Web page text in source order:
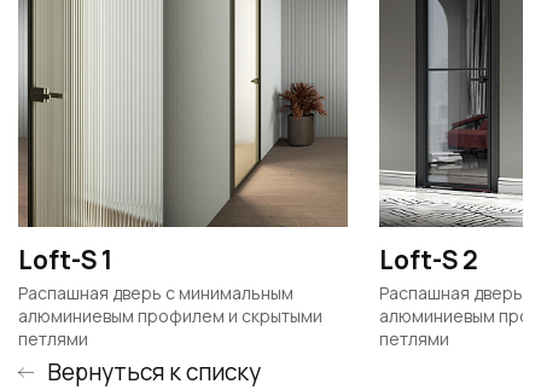
Loft-S 1
Распашная дверь с минимальным
алюминиевым профилем и скрытыми
петлями
Loft-S 2
Распашная дверь
алюминиевым
петлями
Вернуться к списку